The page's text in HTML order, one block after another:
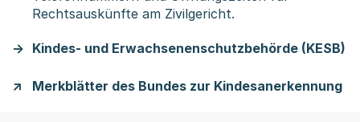
Rechtsauskünfte am Zivilgericht.
Kindes- und Erwachsenenschutzbehörde (KESB)
Merkblätter des Bundes zur Kindesanerkennung